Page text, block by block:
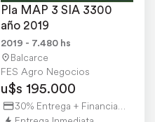
Pla MAP 3 SIA 3300
año 2019
2019 - 7.480 hs
Balcarce
FES Agro Negocios
u$s 195.000
30% Entrega + Financiación